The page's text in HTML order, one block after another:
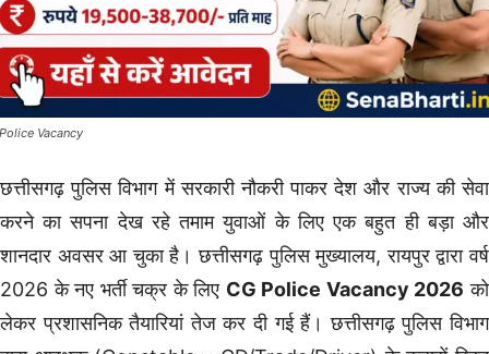
Vacancy
छत्तीसगढ़ पुलिस विभाग में सरकारी नौकरी पाकर देश और राज्य की सेवा
करने का सपना देख रहे तमाम युवाओं के लिए एक बहुत ही बड़ा और
शानदार अवसर आ चुका है। छत्तीसगढ़ पुलिस मुख्यालय, रायपुर द्वारा वर्ष
2026 के नए भर्ती चक्र के लिए CG Police Vacancy 2026 को
लेकर प्रशासनिक तैयारियां तेज कर दी गई हैं। छत्तीसगढ़ पुलिस विभाग